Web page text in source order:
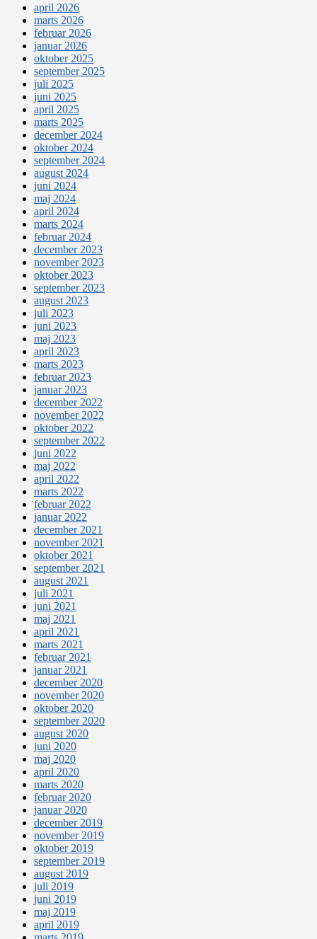
april 2026
marts 2026
februar 2026
januar 2026
oktober 2025
september 2025
juli 2025
juni 2025
april 2025
marts 2025
december 2024
oktober 2024
september 2024
august 2024
juni 2024
maj 2024
april 2024
marts 2024
februar 2024
december 2023
november 2023
oktober 2023
september 2023
august 2023
juli 2023
juni 2023
maj 2023
april 2023
marts 2023
februar 2023
januar 2023
december 2022
november 2022
oktober 2022
september 2022
juni 2022
maj 2022
april 2022
marts 2022
februar 2022
januar 2022
december 2021
november 2021
oktober 2021
september 2021
august 2021
juli 2021
juni 2021
maj 2021
april 2021
marts 2021
februar 2021
januar 2021
december 2020
november 2020
oktober 2020
september 2020
august 2020
juni 2020
maj 2020
april 2020
marts 2020
februar 2020
januar 2020
december 2019
november 2019
oktober 2019
september 2019
august 2019
juli 2019
juni 2019
maj 2019
april 2019